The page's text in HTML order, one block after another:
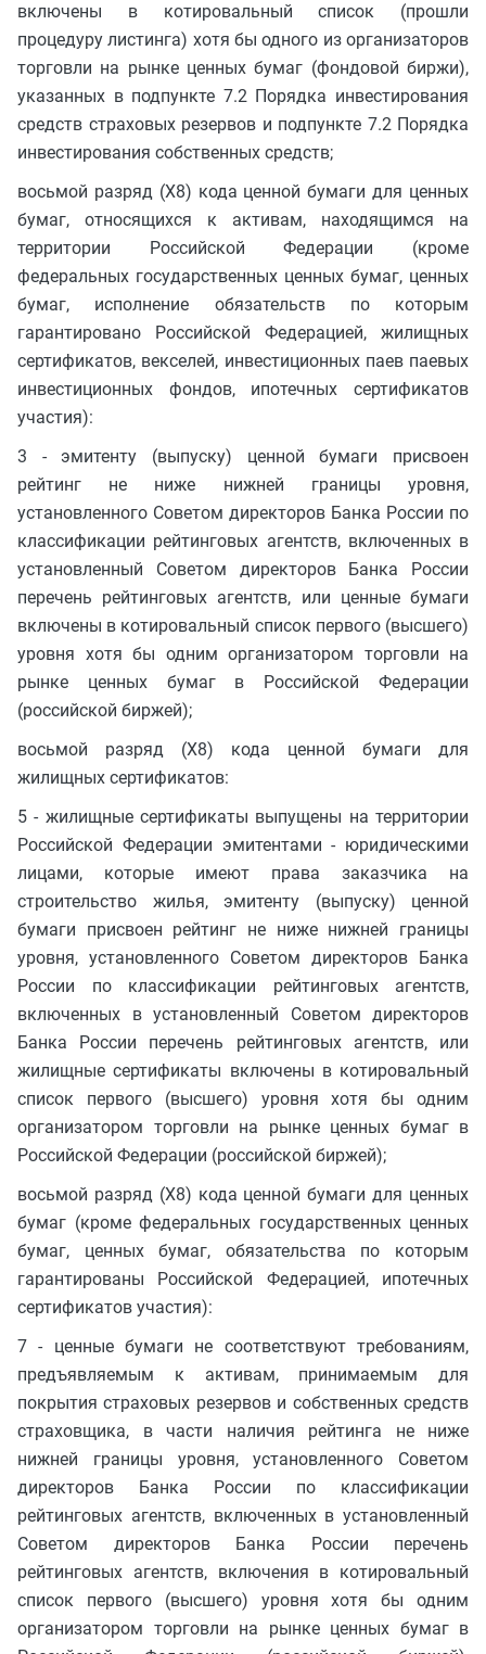
включены в котировальный список (прошли
процедуру листинга) хотя бы одного из организаторов
торговли на рынке ценных бумаг (фондовой биржи),
указанных в подпункте 7.2 Порядка инвестирования
средств страховых резервов и подпункте 7.2 Порядка
инвестирования собственных средств;
восьмой разряд (X8) кода ценной бумаги для ценных
бумаг, относящихся к активам, находящимся на
территории Российской Федерации (кроме
федеральных государственных ценных бумаг, ценных
бумаг, исполнение обязательств по которым
гарантировано Российской Федерацией, жилищных
сертификатов, векселей, инвестиционных паев паевых
инвестиционных фондов, ипотечных сертификатов
участия):
3 - эмитенту (выпуску) ценной бумаги присвоен
рейтинг не ниже нижней границы уровня,
установленного Советом директоров Банка России по
классификации рейтинговых агентств, включенных в
установленный Советом директоров Банка России
перечень рейтинговых агентств, или ценные бумаги
включены в котировальный список первого (высшего)
уровня хотя бы одним организатором торговли на
рынке ценных бумаг в Российской Федерации
(российской биржей);
восьмой разряд (X8) кода ценной бумаги для
жилищных сертификатов:
5 - жилищные сертификаты выпущены на территории
Российской Федерации эмитентами - юридическими
лицами, которые имеют права заказчика на
строительство жилья, эмитенту (выпуску) ценной
бумаги присвоен рейтинг не ниже нижней границы
уровня, установленного Советом директоров Банка
России по классификации рейтинговых агентств,
включенных в установленный Советом директоров
Банка России перечень рейтинговых агентств, или
жилищные сертификаты включены в котировальный
список первого (высшего) уровня хотя бы одним
организатором торговли на рынке ценных бумаг в
Российской Федерации (российской биржей);
восьмой разряд (X8) кода ценной бумаги для ценных
бумаг (кроме федеральных государственных ценных
бумаг, ценных бумаг, обязательства по которым
гарантированы Российской Федерацией, ипотечных
сертификатов участия):
7 - ценные бумаги не соответствуют требованиям,
предъявляемым к активам, принимаемым для
покрытия страховых резервов и собственных средств
страховщика, в части наличия рейтинга не ниже
нижней границы уровня, установленного Советом
директоров Банка России по классификации
рейтинговых агентств, включенных в установленный
Советом директоров Банка России перечень
рейтинговых агентств, включения в котировальный
список первого (высшего) уровня хотя бы одним
организатором торговли на рынке ценных бумаг в